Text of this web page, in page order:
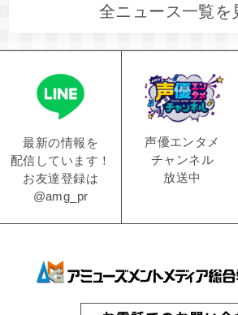
全ニュース一覧を
最新の情報を
配信しています！
お友達登録は
@amg_pr
声優エンタメ
チャンネル
放送中